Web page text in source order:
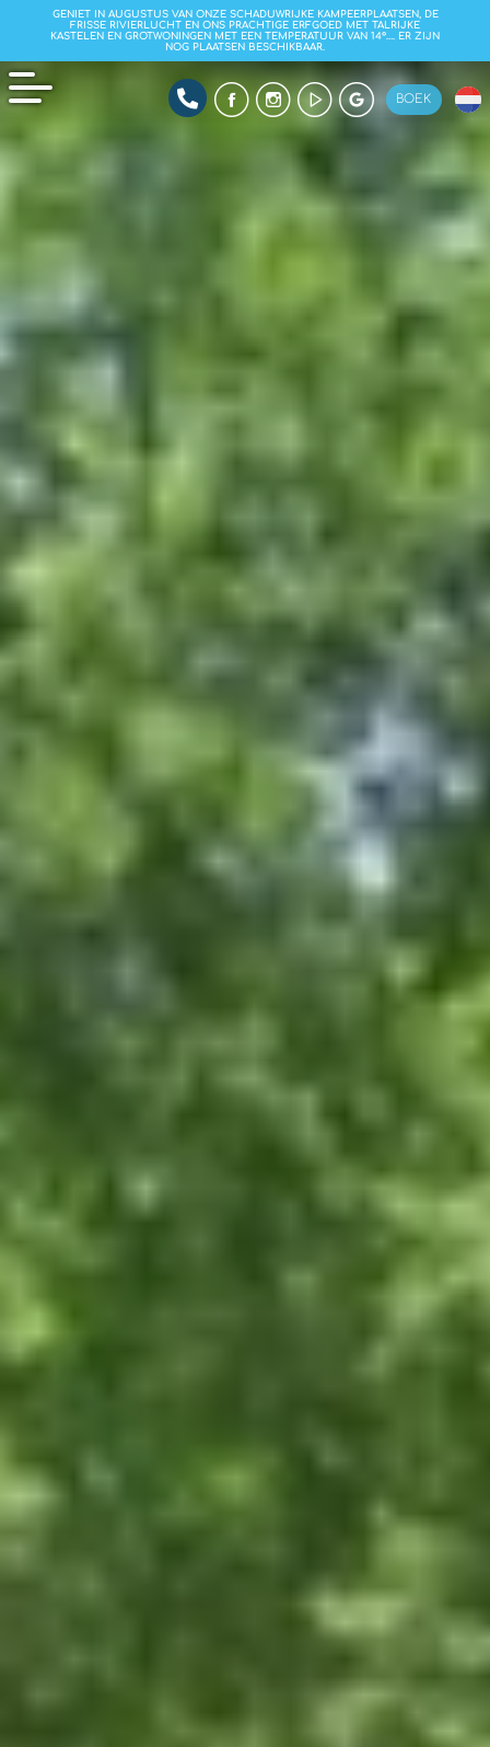
GENIET IN AUGUSTUS VAN ONZE SCHADUWRIJKE KAMPEERPLAATSEN, DE
FRISSE RIVIERLUCHT EN ONS PRACHTIGE ERFGOED MET TALRIJKE
KASTELEN EN GROTWONINGEN MET EEN TEMPERATUUR VAN 14°…. ER ZIJN
NOG PLAATSEN BESCHIKBAAR.
BOEK